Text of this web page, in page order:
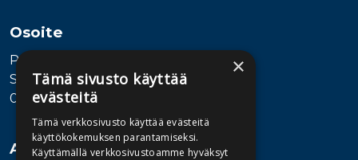
Osoite
Publiva Oy
Sörnäistenkatu 1
00580 Helsinki
Asiakaspalvelu
×
Tämä sivusto käyttää
evästeitä
Tämä verkkosivusto käyttää evästeitä
käyttökokemuksen parantamiseksi.
Käyttämällä verkkosivustoamme hyväksyt